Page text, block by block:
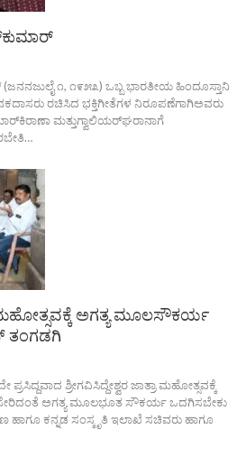
೧, ೧೯೫೩) ಒಬ್ಬ ಭಾರತೀಯ ಹಿಂದೂಸ್ತಾನಿ
ರಚಿಸಿದ ಭಕ್ತಿಗೀತೆಗಳ ನಿರೂಪಣೆಗಾಗಿಅವರು
ಮತ್ತುಗ್ವಾಲಿಯರ್‌ಘರಾನಾಗೆ
ಮಹೋತ್ಸವಕ್ಕೆ ಅಗತ್ಯ ಮೂಲಸೌಕರ್ಯ
ತಂಗಡಗಿ
ಶ್ರೀಗವಿಸಿದ್ದೇಶ್ವರ ಜಾತ್ರಾ ಮಹೋತ್ಸವಕ್ಕೆ
ಸೇರಿದಂತೆ ಅಗತ್ಯ ಮೂಲಭೂತ ಸೌಕರ್ಯ ಒದಗಿಸಬೇಕು
ಹಾಗೂ ಕನ್ನಡ ಸಂಸ್ಕೃತಿ ಇಲಾಖೆ ಸಚಿವರು ಹಾಗೂ